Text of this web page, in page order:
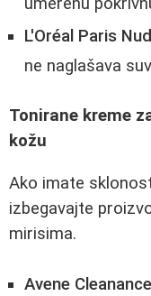
umerenu
L'Oréal Paris
ne naglašava
Tonirane kreme
kožu
Ako imate
izbegavajte
mirisima.
Avene Cleanance